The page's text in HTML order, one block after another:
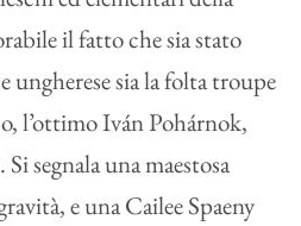
il fatto che sia stato
ungherese sia la folta troupe
l’ottimo Iván Pohárnok,
Si segnala una maestosa
e una Cailee Spaeny